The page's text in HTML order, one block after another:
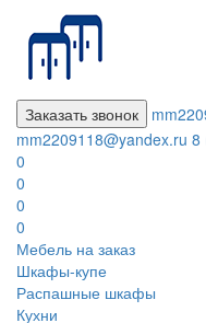
Заказать звонок
mm2209118@yandex.ru 8
0
0
0
0
Мебель на заказ
Шкафы-купе
Распашные шкафы
Кухни